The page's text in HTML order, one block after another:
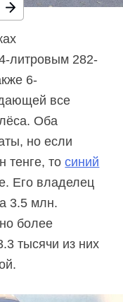
литровым 282-
6-
все
Оба
но если
тенге, тосиний
Его владелец
3.5 млн.
более
тысячи из них